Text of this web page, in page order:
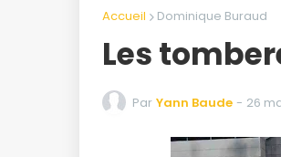
Accueil Dominique Buraud
Les
Par Yann Baude - 26